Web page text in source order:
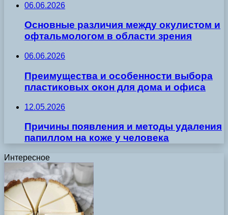
06.06.2026
Основные различия между окулистом и
офтальмологом в области зрения
06.06.2026
Преимущества и особенности выбора
пластиковых окон для дома и офиса
12.05.2026
Причины появления и методы удаления
папиллом на коже у человека
Интересное